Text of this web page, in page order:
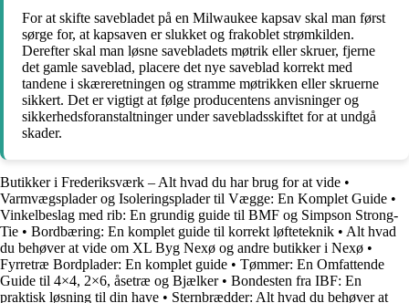
For at skifte savebladet på en Milwaukee kapsav skal man først
sørge for, at kapsaven er slukket og frakoblet strømkilden.
Derefter skal man løsne savebladets møtrik eller skruer, fjerne
det gamle saveblad, placere det nye saveblad korrekt med
tandene i skæreretningen og stramme møtrikken eller skruerne
sikkert. Det er vigtigt at følge producentens anvisninger og
sikkerhedsforanstaltninger under savebladsskiftet for at undgå
skader.
Butikker i Frederiksværk – Alt hvad du har brug for at vide •
Varmvægsplader og Isoleringsplader til Vægge: En Komplet Guide •
Vinkelbeslag med rib: En grundig guide til BMF og Simpson Strong-
Tie • Bordbæring: En komplet guide til korrekt løfteteknik • Alt hvad
du behøver at vide om XL Byg Nexø og andre butikker i Nexø •
Fyrretræ Bordplader: En komplet guide • Tømmer: En Omfattende
Guide til 4×4, 2×6, åsetræ og Bjælker• Bondesten fra IBF: En
praktisk løsning til din have • Sternbrædder: Alt hvad du behøver at